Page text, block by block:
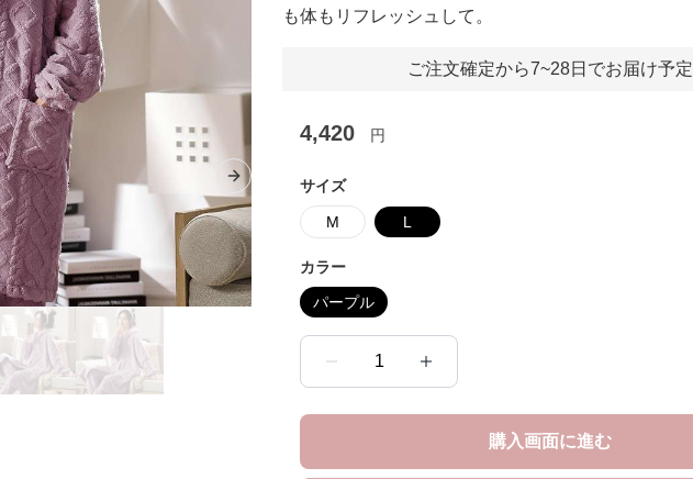
Next slide
も体もリフレッシュして。
ご注文確定から7~28日でお届け予定
4,420 円
サイズ
M L
カラー
パープル
1
購入画面に進む